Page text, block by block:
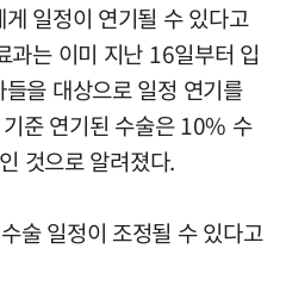
일정이 연기될 수 있다고
과는 이미 지난 16일부터 입
을 대상으로 일정 연기를
준 연기된 수술은 10% 수
것으로 알려졌다.
술 일정이 조정될 수 있다고